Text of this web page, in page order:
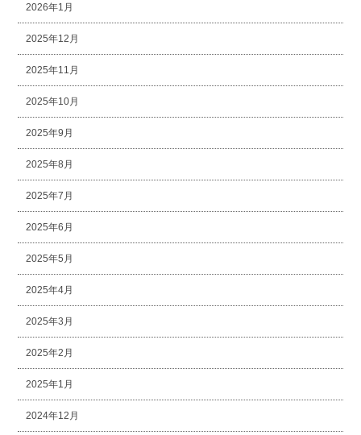
2026年1月
2025年12月
2025年11月
2025年10月
2025年9月
2025年8月
2025年7月
2025年6月
2025年5月
2025年4月
2025年3月
2025年2月
2025年1月
2024年12月